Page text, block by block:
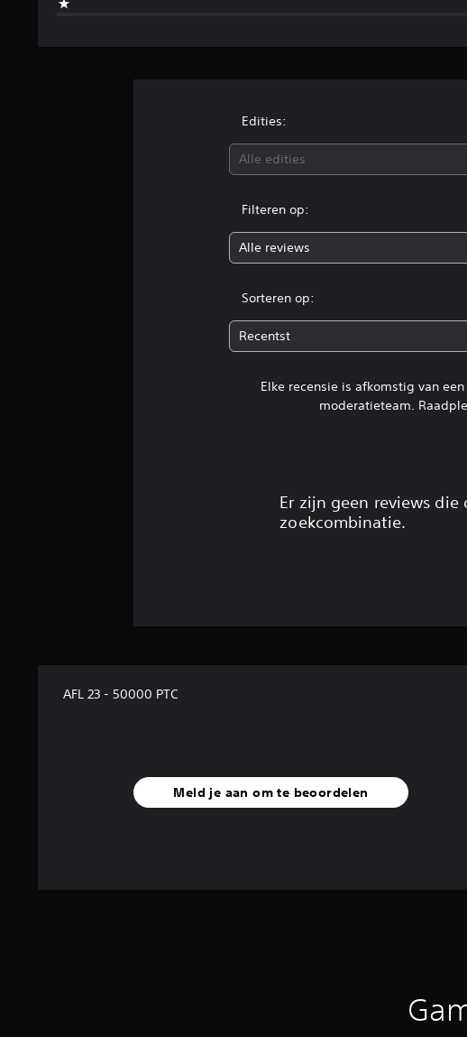
Edities:
Alle edities
Filteren op:
Alle reviews
Sorteren op:
Recentst
Elke recensie is afkomstig van
moderatieteam.
Er zijn geen reviews
zoekcombinatie.
AFL 23 - 50000 PTC
Meld je aan om te beoordelen